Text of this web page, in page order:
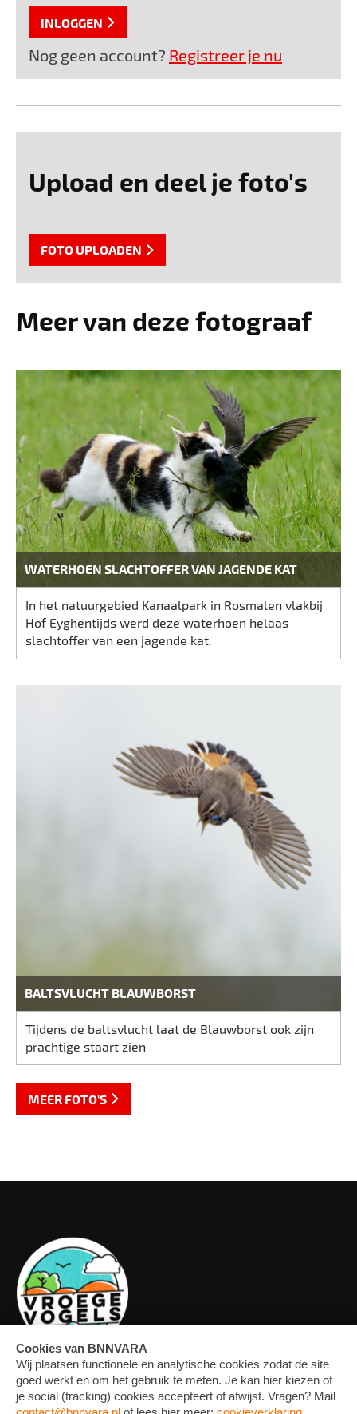
INLOGGEN
Nog geen account? Registreer je nu
Upload en deel je foto's
FOTO UPLOADEN
Meer van deze fotograaf
WATERHOEN SLACHTOFFER VAN JAGENDE KAT
In het natuurgebied Kanaalpark in Rosmalen vlakbij
Hof Eyghentijds werd deze waterhoen helaas
slachtoffer van een jagende kat.
BALTSVLUCHT BLAUWBORST
Tijdens de baltsvlucht laat de Blauwborst ook zijn
prachtige staart zien
MEER FOTO'S
OVERZICHT FORUM